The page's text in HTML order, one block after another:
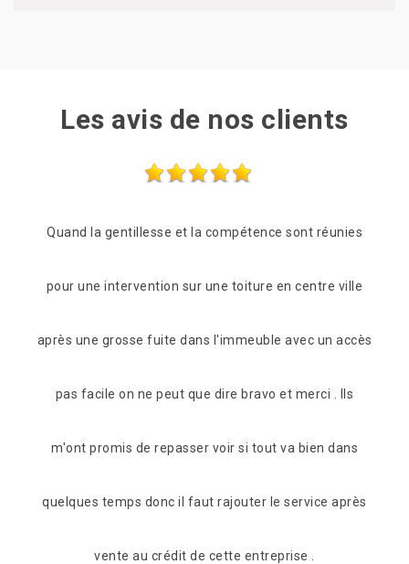
Les avis de nos clients
compétence sont réunies
une toiture en centre ville
l'immeuble avec un accès
dire bravo et merci . Ils
voir si tout va bien dans
rajouter le service après
cette entreprise .
Compétence et rapidité (lendemain
en plus gentillesse et conseils
étoiles Merci